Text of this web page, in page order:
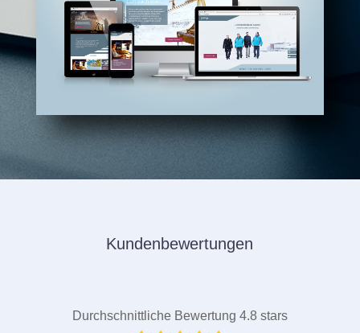
Kundenbewertungen
Durchschnittliche Bewertung 4.8 stars